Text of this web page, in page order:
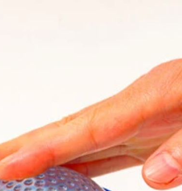
装着すると、両手の指で操作しやすくなる